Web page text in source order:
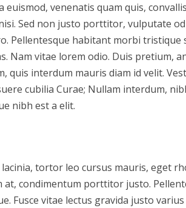
venenatis quam quis,
Sed non justo porttitor, vulputate
Pellentesque habitant morbi tristique
Nam vitae lorem odio. Duis pretium,
quis interdum mauris diam id velit.
cubilia Curae; Nullam interdum,
nibh est a elit.
tortor leo cursus mauris, eget
at, condimentum porttitor justo.
Fusce vitae lectus gravida justo